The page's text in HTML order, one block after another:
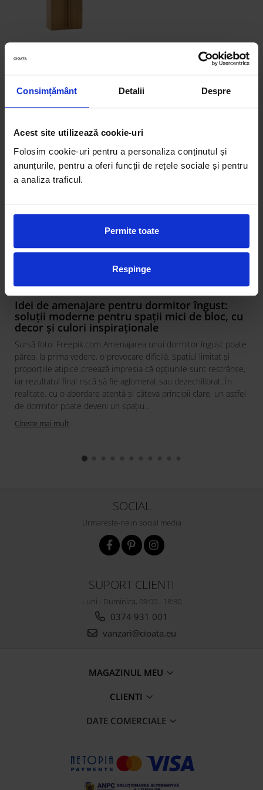
Consimțământ Detalii Despre
Acest site utilizează cookie-uri
Folosim cookie-uri pentru a personaliza conținutul și
anunțurile, pentru a oferi funcții de rețele sociale și pentru
a analiza traficul.
Permite toate
Respinge
Canapele
Fotolii si Demifotolii
Paturi Tapitate
Banchete Dormitor
Accesorii
Paturi Tapitate
Paturi Copii
Fotolii si Demifotolii
Accesorii
Olta
Fotolii si Demifotolii
Saltele
Perne si Pilote
Dressing modular Rigo D
90cm, dotat cu polite si bara
feronerie cu amortizare,
multiple finisaje disponibile,
BLOG
Idei de amenajare pentru dormitor îngust:
soluții moderne pentru spații mici de bloc, cu
decor și culori inspiraționale
Sursă foto: Freepik.com Amenajarea unui dormitor îngust poate
părea, la prima vedere, o provocare dificilă. Spațiul limitat și
proporțiile atipice creează impresia că opțiunile sunt restrânse,
iar rezultatul final riscă să fie aglomerat sau dezechilibrat. În
realitate, cu o abordare atentă și câteva principii clare, un astfel
de dormitor poate deveni un spațiu...
Citeste mai mult
SOCIAL
Urmareste-ne in social media
SUPORT CLIENTI
Luni - Duminica, 09:00 - 18:30
0374 931 001
vanzari@cioata.eu
MAGAZINUL MEU
CLIENTI
DATE COMERCIALE